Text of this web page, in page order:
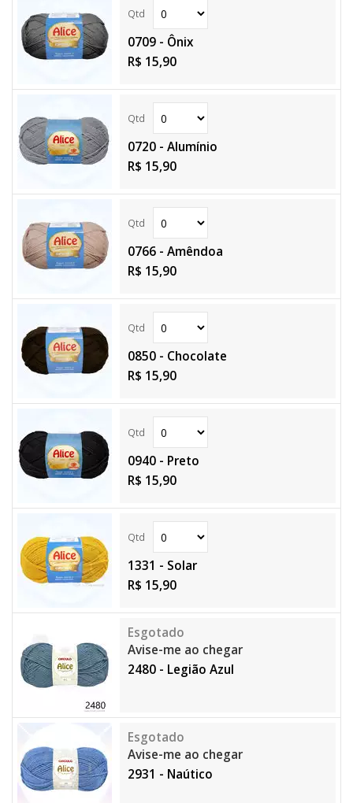
0709 - Ônix
R$ 15,90
0720 - Alumínio
R$ 15,90
0766 - Amêndoa
R$ 15,90
0850 - Chocolate
R$ 15,90
0940 - Preto
R$ 15,90
1331 - Solar
R$ 15,90
Avise-me ao chegar
2480 - Legião Azul
Avise-me ao chegar
2931 - Naútico